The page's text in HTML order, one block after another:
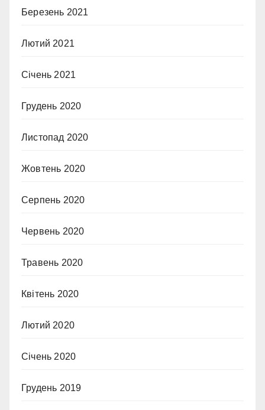
Березень 2021
Лютий 2021
Січень 2021
Грудень 2020
Листопад 2020
Жовтень 2020
Серпень 2020
Червень 2020
Травень 2020
Квітень 2020
Лютий 2020
Січень 2020
Грудень 2019